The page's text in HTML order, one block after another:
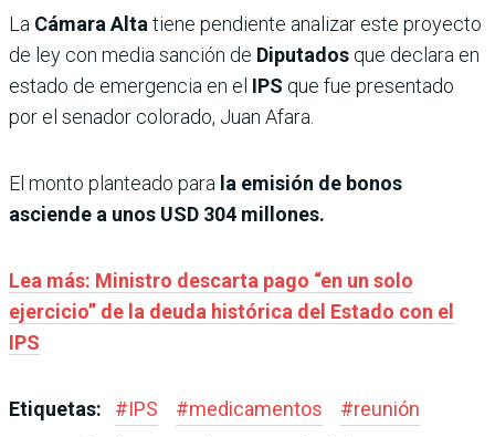
La Cámara Altatiene pendiente analizar este proyecto
de ley con media sanción de Diputados que declara en
estado de emergencia en el IPS que fue presentado
por el senador colorado, Juan Afara.
El monto planteado para la emisión de bonos
asciende a unos USD 304 millones.
Lea más: Ministro descarta pago “en un solo
ejercicio” de la deuda histórica del Estado con el
IPS
Etiquetas: #IPS #medicamentos #reunión